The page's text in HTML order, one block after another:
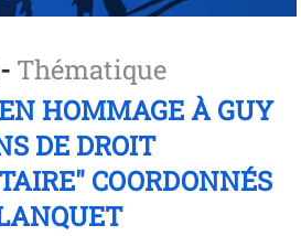
Thématique
HOMMAGE À GUY
DE DROIT
COORDONNÉS